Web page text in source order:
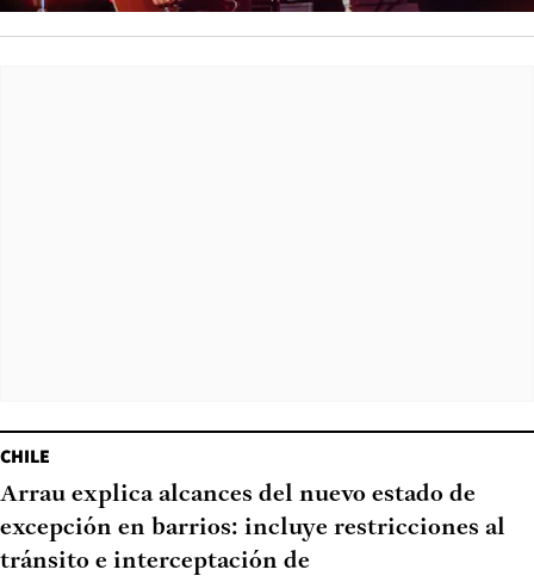
CHILE
Arrau explica alcances del nuevo estado de
excepción en barrios: incluye restricciones al
tránsito e interceptación de